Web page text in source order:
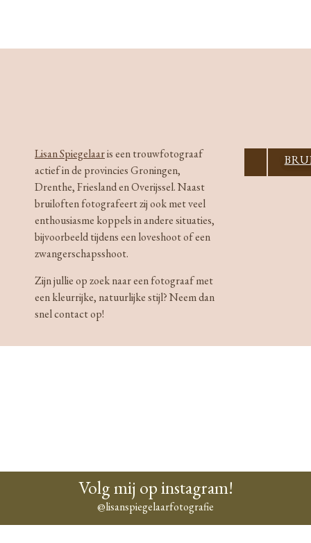
Lisan Spiegelaaris een trouwfotograaf
actief in de provincies Groningen,
Drenthe, Friesland en Overijssel. Naast
bruiloften fotografeert zij ook met veel
enthousiasme koppels in andere situaties,
bijvoorbeeld tijdens een loveshoot of een
zwangerschapsshoot.
Zijn jullie op zoek naar een fotograaf met
een kleurrijke, natuurlijke stijl? Neem dan
snel contact op!
Volg mij op instagram!
@lisanspiegelaarfotografie